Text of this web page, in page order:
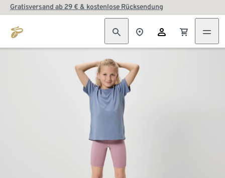
Gratisversand ab 29 € & kostenlose Rücksendung